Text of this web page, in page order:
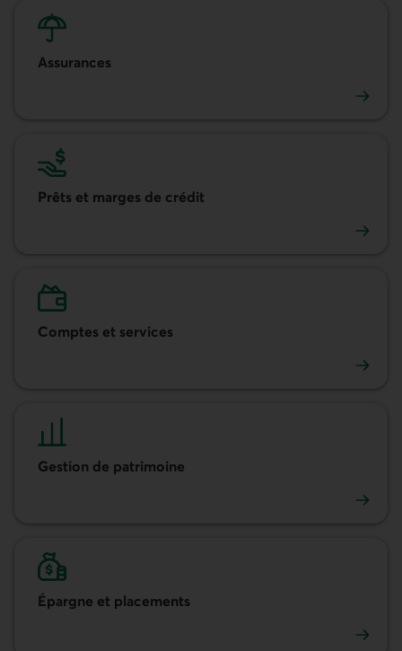
Assurances
Prêts et marges de crédit
Comptes et services
Gestion de patrimoine
Épargne et placements